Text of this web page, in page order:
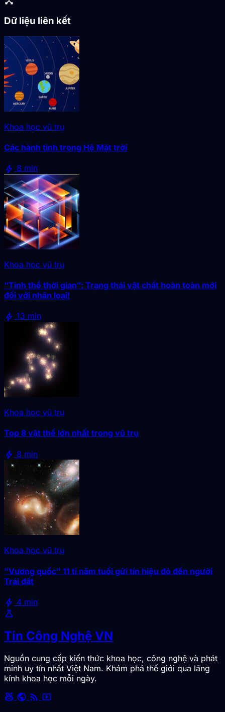
Dữ liệu liên kết
Khoa học vũ trụ
Các hành tinh trong Hệ Mặt trời
bolt 8 min
Khoa học vũ trụ
“Tinh thể thời gian”: Trạng thái vật chất hoàn toàn mới
đối với nhân loại!
bolt 13 min
Khoa học vũ trụ
Top 8 vật thể lớn nhất trong vũ trụ
bolt 8 min
Khoa học vũ trụ
"Vương quốc" 11 tỉ năm tuổi gửi tín hiệu đỏ đến người
Trái đất
bolt 4 min
science
Tin Công Nghệ VN
Nguồn cung cấp kiến thức khoa học, công nghệ và phát
minh uy tín nhất Việt Nam. Khám phá thế giới qua lăng
kính khoa học mỗi ngày.
social_leaderboard public rss_feed smart_display